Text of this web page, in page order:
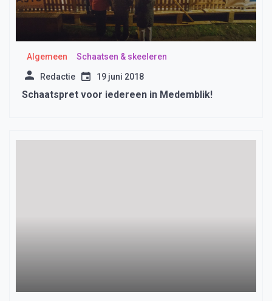
Algemeen Schaatsen & skeeleren
Redactie 19 juni 2018
Schaatspret voor iedereen in Medemblik!